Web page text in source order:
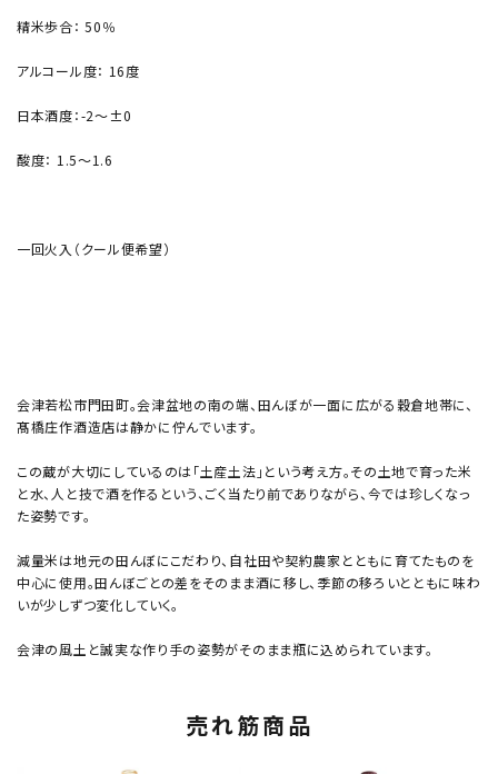
精米歩合： 50％
アルコール度： 16度
日本酒度：-2～±0
酸度： 1.5～1.6
一回火入（クール便希望）
会津若松市門田町。会津盆地の南の端、田んぼが一面に広がる穀倉地帯に、
髙橋庄作酒造店は静かに佇んでいます。
この蔵が大切にしているのは「土産土法」という考え方。その土地で育った米
と水、人と技で酒を作るという、ごく当たり前でありながら、今では珍しくなっ
た姿勢です。
減量米は地元の田んぼにこだわり、自社田や契約農家とともに育てたものを
中心に使用。田んぼごとの差をそのまま酒に移し、季節の移ろいとともに味わ
いが少しずつ変化していく。
会津の風土と誠実な作り手の姿勢がそのまま瓶に込められています。
売れ筋商品